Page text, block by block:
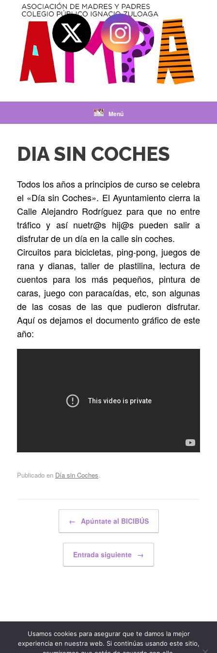
Menú
DIA SIN COCHES
Todos los años a principios de curso se celebra
el «Día sin Coches». El Ayuntamiento cierra la
Calle Alejandro Rodríguez para que no entre
tráfico y así nuetr@s hij@s pueden salir a
disfrutar de un día en la calle sin coches.
Circuitos para bicicletas, ping-pong, juegos de
rana y dianas, taller de plastilina, lectura de
cuentos para los más pequeños, pintura de
caras, juego con paracaídas, etc, son algunas
de las cosas de las que pudieron disfrutar.
Aquí os dejamos el documento gráfico de este
año:
Publicado en Día sin Coches.
← Apúntate al BICIBÚS
Entrada siguiente →
© AMPA Zuloaga 2021
Usamos cookies para asegurar que te damos la mejor
experiencia en nuestra web. Si continúas usando este sitio,